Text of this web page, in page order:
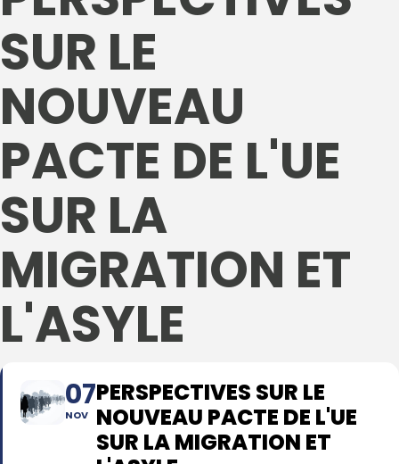
SUR LE
NOUVEAU
PACTE DE L'UE
SUR LA
MIGRATION ET
L'ASYLE
07
NOV
PERSPECTIVES SUR LE
NOUVEAU PACTE DE L'UE
SUR LA MIGRATION ET